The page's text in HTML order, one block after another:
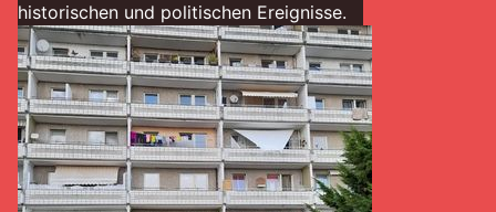
historischen und politischen Ereignisse.